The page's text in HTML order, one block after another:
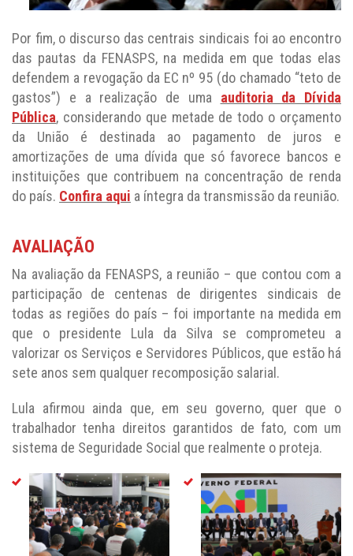
Por fim, o discurso das centrais sindicais foi ao encontro
das pautas da FENASPS, na medida em que todas elas
defendem a revogação da EC nº 95 (do chamado “teto de
gastos”) e a realização de uma auditoria da Dívida
Pública, considerando que metade de todo o orçamento
da União é destinada ao pagamento de juros e
amortizações de uma dívida que só favorece bancos e
instituições que contribuem na concentração de renda
do país. Confira aqui a íntegra da transmissão da reunião.
AVALIAÇÃO
Na avaliação da FENASPS, a reunião – que contou com a
participação de centenas de dirigentes sindicais de
todas as regiões do país – foi importante na medida em
que o presidente Lula da Silva se comprometeu a
valorizar os Serviços e Servidores Públicos, que estão há
sete anos sem qualquer recomposição salarial.
Lula afirmou ainda que, em seu governo, quer que o
trabalhador tenha direitos garantidos de fato, com um
sistema de Seguridade Social que realmente o proteja.